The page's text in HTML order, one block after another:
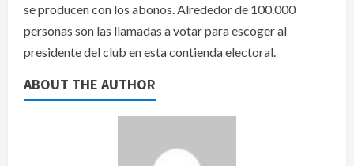
se producen con los abonos. Alrededor de 100.000
personas son las llamadas a votar para escoger al
presidente del club en esta contienda electoral.
ABOUT THE AUTHOR